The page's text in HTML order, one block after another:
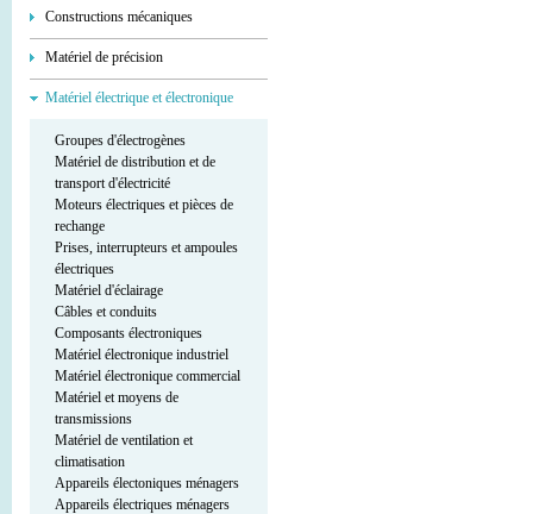
Constructions mécaniques
Matériel de précision
Matériel électrique et électronique
Groupes d'électrogènes
Matériel de distribution et de
transport d'électricité
Moteurs électriques et pièces de
rechange
Prises, interrupteurs et ampoules
électriques
Matériel d'éclairage
Câbles et conduits
Composants électroniques
Matériel électronique industriel
Matériel électronique commercial
Matériel et moyens de
transmissions
Matériel de ventilation et
climatisation
Appareils électoniques ménagers
Appareils électriques ménagers